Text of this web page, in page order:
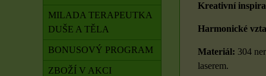
Kreativní
Harmonické
Materiál: 304
laserem.
MILADA TERAPEUTKA
DUŠE A TĚLA
BONUSOVÝ PROGRAM
ZBOŽÍ V AKCI